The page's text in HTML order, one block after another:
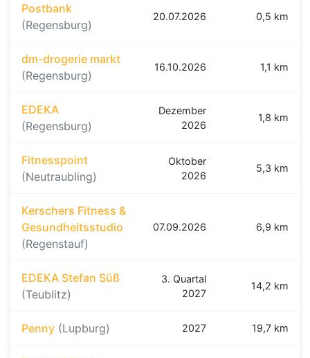
Postbank
(Regensburg)
20.07.2026 0,5 km
dm-drogerie markt
(Regensburg)
16.10.2026 1,1 km
EDEKA
(Regensburg)
Dezember
2026
1,8 km
Fitnesspoint
(Neutraubling)
Oktober
2026
5,3 km
Kerschers Fitness &
Gesundheitsstudio
(Regenstauf)
07.09.2026 6,9 km
EDEKA Stefan Süß
(Teublitz)
3. Quartal
2027
14,2 km
Penny (Lupburg) 2027 19,7 km